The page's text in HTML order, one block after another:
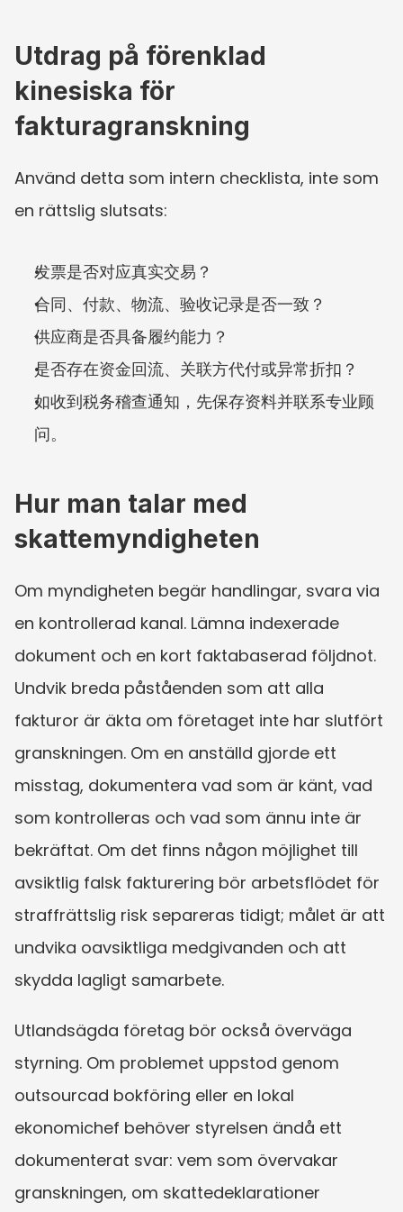
Utdrag på förenklad
kinesiska för
fakturagranskning
Använd detta som intern checklista, inte som
en rättslig slutsats:
发票是否对应真实交易？
合同、付款、物流、验收记录是否一致？
供应商是否具备履约能力？
是否存在资金回流、关联方代付或异常折扣？
如收到税务稽查通知，先保存资料并联系专业顾
问。
Hur man talar med
skattemyndigheten
Om myndigheten begär handlingar, svara via
en kontrollerad kanal. Lämna indexerade
dokument och en kort faktabaserad följdnot.
Undvik breda påståenden som att alla
fakturor är äkta om företaget inte har slutfört
granskningen. Om en anställd gjorde ett
misstag, dokumentera vad som är känt, vad
som kontrolleras och vad som ännu inte är
bekräftat. Om det finns någon möjlighet till
avsiktlig falsk fakturering bör arbetsflödet för
straffrättslig risk separeras tidigt; målet är att
undvika oavsiktliga medgivanden och att
skydda lagligt samarbete.
Utlandsägda företag bör också överväga
styrning. Om problemet uppstod genom
outsourcad bokföring eller en lokal
ekonomichef behöver styrelsen ändå ett
dokumenterat svar: vem som övervakar
granskningen, om skattedeklarationer